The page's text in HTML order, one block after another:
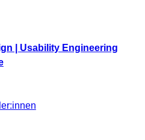
| Usability Engineering